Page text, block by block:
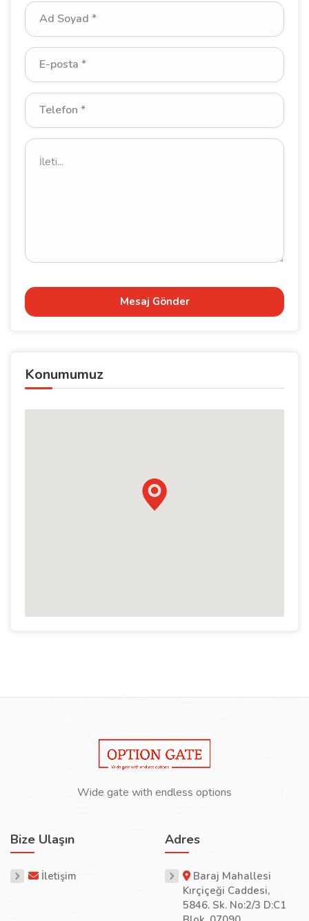
Mesaj Gönder
Konumumuz
Wide gate with endless options
Bize Ulaşın
İletişim
Adres
Baraj Mahallesi
Kırçiçeği Caddesi,
5846. Sk. No:2/3 D:C1